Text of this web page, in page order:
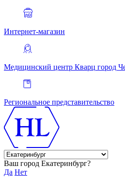
Интернет-магазин
Медицинский центр Кварц город
Региональное представительство
Ваш город Екатеринбург?
Да Нет